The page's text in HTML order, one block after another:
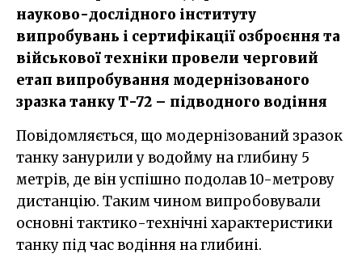
науково-дослідного інституту
випробувань і сертифікації озброєння та
військової техніки провели черговий
етап випробування модернізованого
зразка танку Т-72 – підводного водіння
Повідомляється, що модернізований зразок
танку занурили у водойму на глибину 5
метрів, де він успішно подолав 10-метрову
дистанцію. Таким чином випробовували
основні тактико-технічні характеристики
танку під час водіння на глибині.